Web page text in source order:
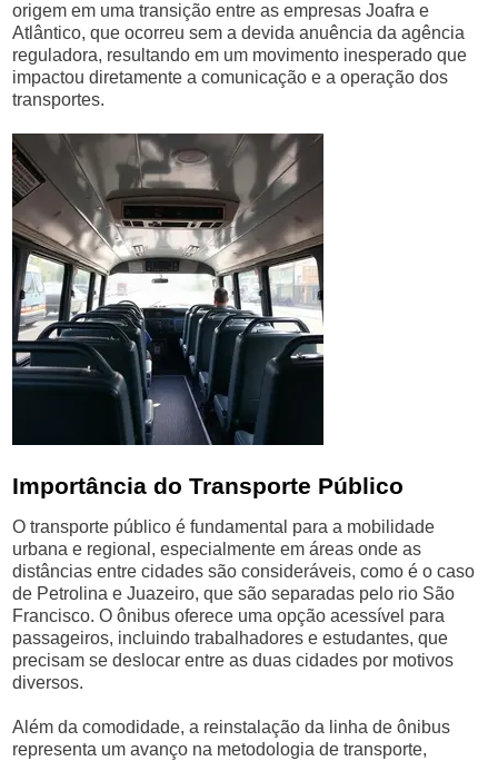
origem em uma transição entre as empresas Joafra e
Atlântico, que ocorreu sem a devida anuência da agência
reguladora, resultando em um movimento inesperado que
impactou diretamente a comunicação e a operação dos
transportes.
Importância do Transporte Público
O transporte público é fundamental para a mobilidade
urbana e regional, especialmente em áreas onde as
distâncias entre cidades são consideráveis, como é o caso
de Petrolina e Juazeiro, que são separadas pelo rio São
Francisco. O ônibus oferece uma opção acessível para
passageiros, incluindo trabalhadores e estudantes, que
precisam se deslocar entre as duas cidades por motivos
diversos.
Além da comodidade, a reinstalação da linha de ônibus
representa um avanço na metodologia de transporte,